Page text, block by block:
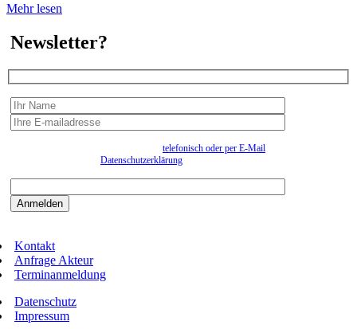
Mehr lesen
Newsletter?
telefonisch oder per E-Mail
Datenschutzerklärung
Kontakt
Anfrage Akteur
Terminanmeldung
Datenschutz
Impressum